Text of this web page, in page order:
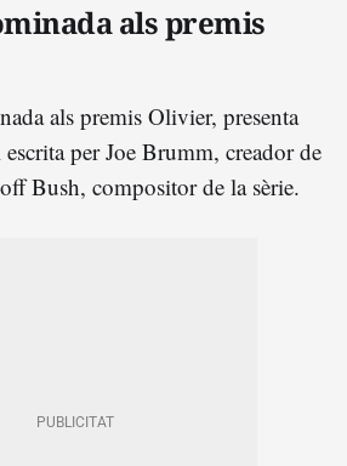
als premis
als premis Olivier, presenta
per Joe Brumm, creador de
Bush, compositor de la sèrie.